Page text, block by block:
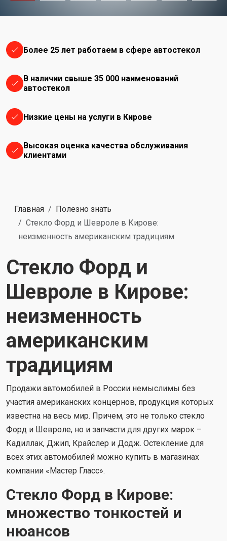
Более 25 лет работаем в сфере автостекол
В наличии свыше 35 000 наименований
автостекол
Низкие цены на услуги в Кирове
Высокая оценка качества обслуживания
клиентами
Главная
Полезно знать
Стекло Форд и Шевроле в Кирове:
неизменность американским традициям
Стекло Форд и
Шевроле в Кирове:
неизменность
американским
традициям
Продажи автомобилей в России немыслимы без
участия американских концернов, продукция которых
известна на весь мир. Причем, это не только стекло
Форд и Шевроле, но и запчасти для других марок –
Кадиллак, Джип, Крайслер и Додж. Остекление для
всех этих автомобилей можно купить в магазинах
компании «Мастер Гласс».
Стекло Форд в Кирове:
множество тонкостей и
нюансов